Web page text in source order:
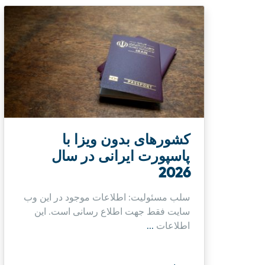
کشورهای بدون ویزا با
پاسپورت ایرانی در سال
2026
سلب مسئولیت: اطلاعات موجود در این وب
سایت فقط جهت اطلاع رسانی است. این
اطلاعات ...